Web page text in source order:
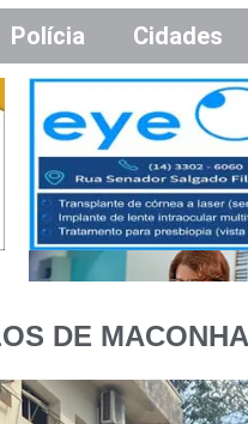
Polícia Cidades
DE